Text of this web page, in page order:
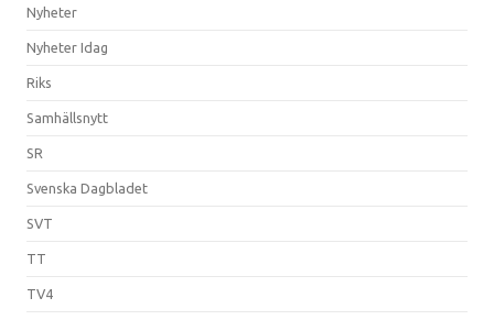
Nyheter
Nyheter Idag
Riks
Samhällsnytt
SR
Svenska Dagbladet
SVT
TT
TV4